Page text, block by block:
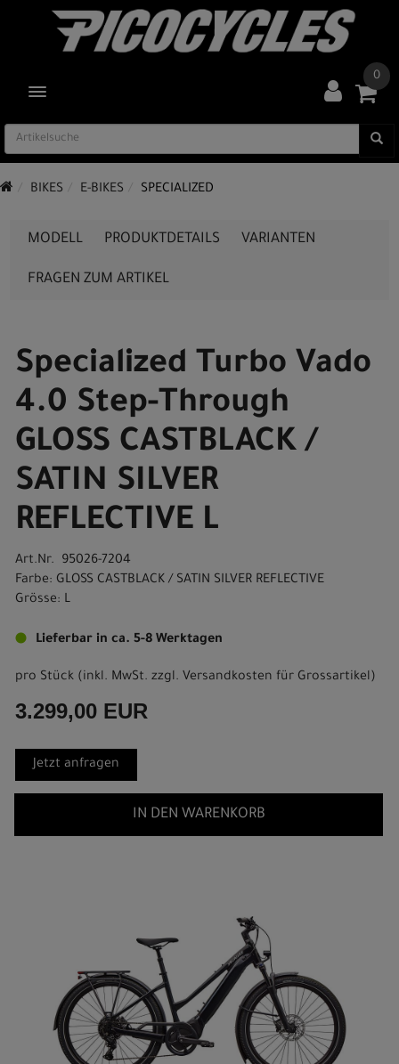
TOGGLE NAVIGATION
0
BIKES E-BIKES SPECIALIZED
MODELL PRODUKTDETAILS VARIANTEN
FRAGEN ZUM ARTIKEL
Specialized Turbo Vado
4.0 Step-Through
GLOSS CASTBLACK /
SATIN SILVER
REFLECTIVE L
Art.Nr. 95026-7204
Farbe: GLOSS CASTBLACK / SATIN SILVER REFLECTIVE
Grösse: L
Lieferbar in ca. 5-8 Werktagen
pro Stück (inkl. MwSt. zzgl. Versandkosten für Grossartikel)
3.299,00 EUR
Jetzt anfragen
IN DEN WARENKORB